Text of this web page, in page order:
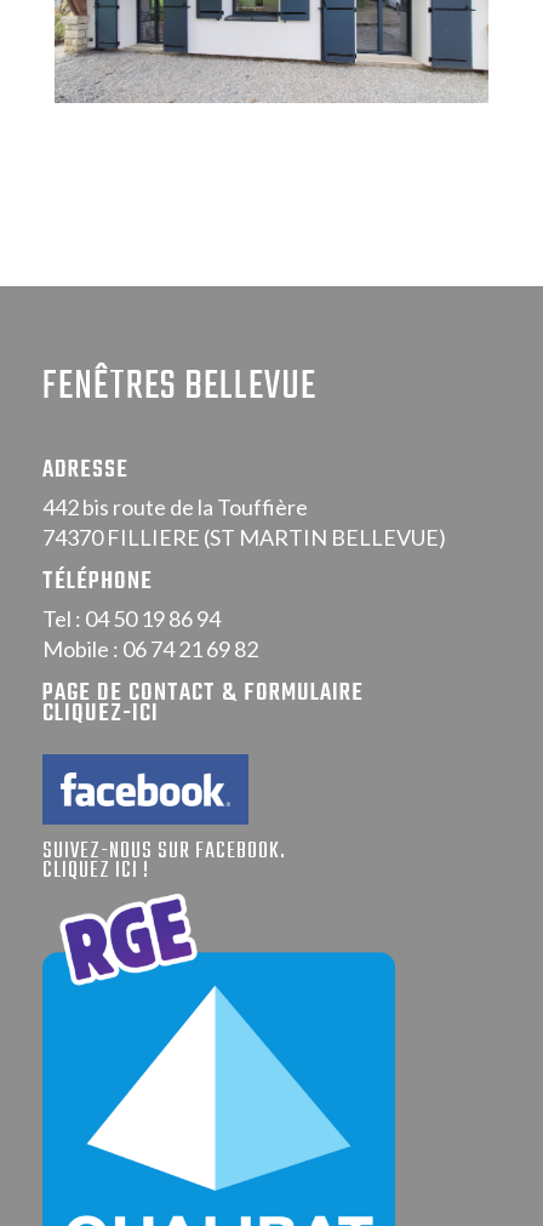
FENÊTRES BELLEVUE
ADRESSE
442 bis route de la Touffière
74370 FILLIERE (ST MARTIN BELLEVUE)
TÉLÉPHONE
Tel : 04 50 19 86 94
Mobile : 06 74 21 69 82
PAGE DE CONTACT & FORMULAIRE
CLIQUEZ-ICI
SUIVEZ-NOUS SUR FACEBOOK.
CLIQUEZ ICI !